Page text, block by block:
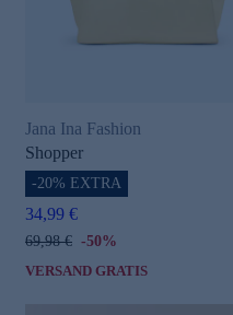
Jana Ina Fashion
Shopper
-20% EXTRA
34,99 €
69,98 € -50%
VERSAND GRATIS